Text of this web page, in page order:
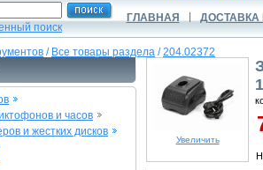
поиск
ГЛАВНАЯ ДОСТАВКА
/ Все товары раздела /204.02372
и часов
и жестких дисков
Увеличить